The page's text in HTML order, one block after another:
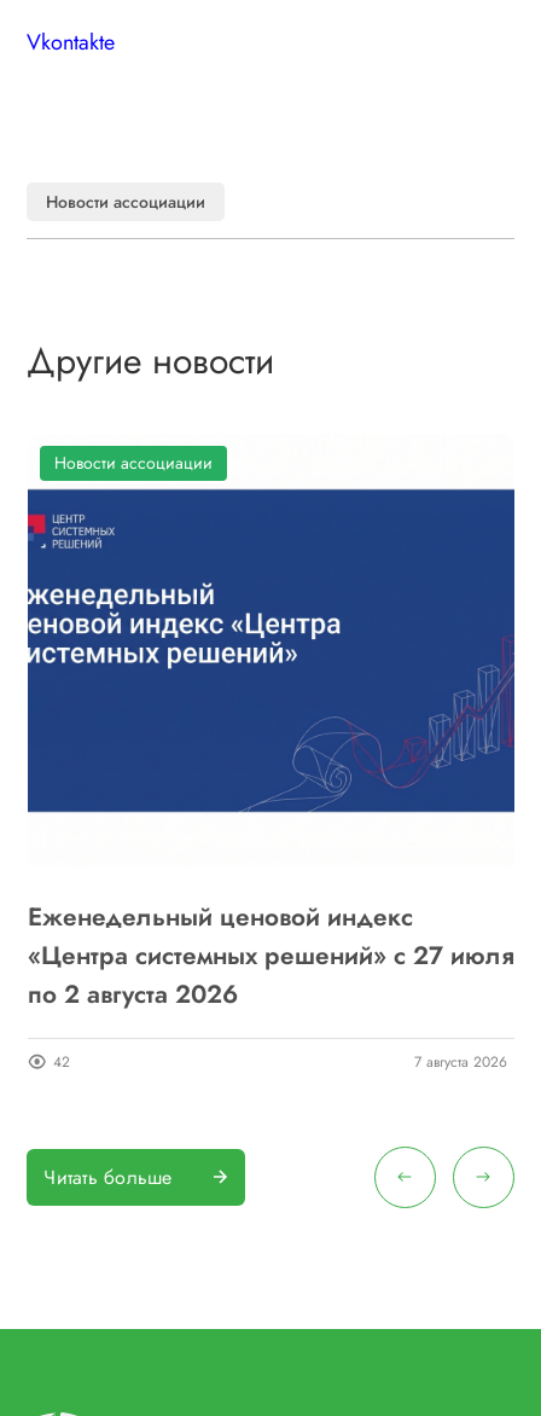
Vkontakte
Новости ассоциации
Другие новости
Новости ассоциации
Еженедельный ценовой индекс
«Центра системных решений» с 27 июля
по 2 августа 2026
42 7 августа 2026
Читать больше